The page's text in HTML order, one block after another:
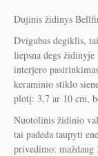
Dujinis židinys
Dvigubas degiklis,
liepsna degs
interjero
keraminio stiklo
plotį: 3,7 ar 10 cm,
Nuotolinis židinio
tai padeda taupyti
privedimo: